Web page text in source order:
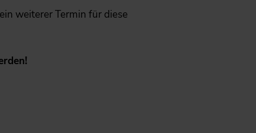
weiterer Termin für diese